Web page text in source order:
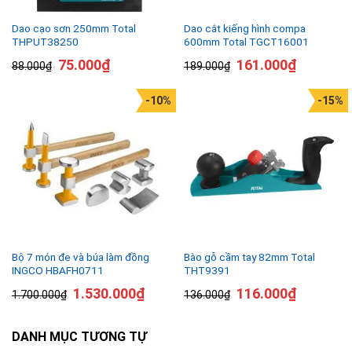
Dao cạo sơn 250mm Total
THPUT38250
88.000₫ 75.000₫
Dao cắt kiếng hình compa
600mm Total TGCT16001
189.000₫ 161.000₫
Bộ 7 món đe và búa làm đồng
INGCO HBAFH0711
1.700.000₫
-10%
1.530.000₫
Bào gỗ cầm tay 82mm Total
THT9391
136.000₫
-15%
116.000₫
DANH MỤC TƯƠNG TỰ